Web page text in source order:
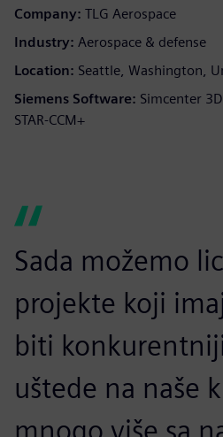
Company: TLG Aerospace
Industry: Aerospace & defense
Location: Seattle, Washington,
Siemens Software: Simcenter
STAR-CCM+
Sada možemo
projekte koji
biti
uštede na naše
mnogo više sa